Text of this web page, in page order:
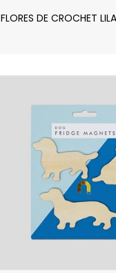
FLORES DE CROCHET